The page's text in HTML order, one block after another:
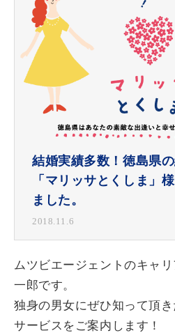
結婚実績多数！徳島県
「マリッサとくしま」
ました。
2018.11.6
ムツビエージェントのキャ
一郎です。
独身の男女にぜひ知って頂
サービスをご案内します！